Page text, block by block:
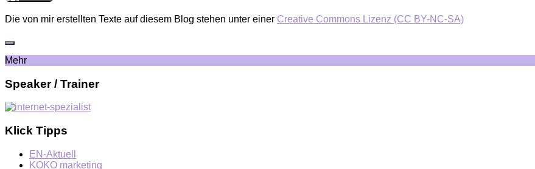
Die von mir erstellten Texte auf diesem Blog stehen unter einer Creative Commons Lizenz (CC BY-NC-SA)
Mehr
Speaker / Trainer
Klick Tipps
EN-Aktuell
KOKO marketing